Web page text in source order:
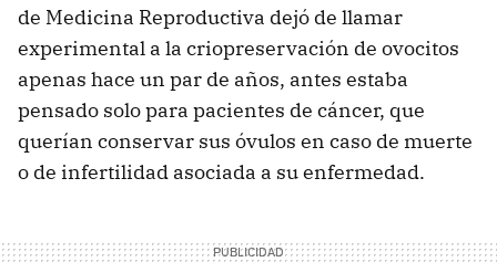
de Medicina Reproductiva dejó de llamar
experimental a la criopreservación de ovocitos
apenas hace un par de años, antes estaba
pensado solo para pacientes de cáncer, que
querían conservar sus óvulos en caso de muerte
o de infertilidad asociada a su enfermedad.